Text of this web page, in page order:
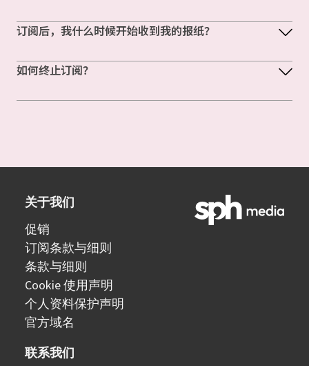
订阅后，我什么时候开始收到我的报纸？
如何终止订阅？
关于我们
促销
订阅条款与细则
条款与细则
Cookie 使用声明
个人资料保护声明
官方域名
联系我们